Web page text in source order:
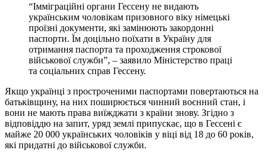
“Імміграційні органи Гессену не видають
українським чоловікам призовного віку німецькі
проїзні документи, які замінюють закордонні
паспорти. Їм доцільно поїхати в Україну для
отримання паспорта та проходження строкової
військової служби”, – заявило Міністерство праці
та соціальних справ Гессену.
Якщо українці з простроченими паспортами повертаються на
батьківщину, на них поширюється чинний воєнний стан, і
вони не мають права виїжджати з країни знову. Згідно з
відповіддю на запит, уряд землі припускає, що в Гессені є
майже 20 000 українських чоловіків у віці від 18 до 60 років,
які придатні до військової служби.